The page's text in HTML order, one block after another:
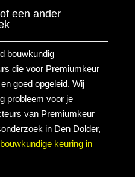
een ander
bouwkundig
die voor Premiumkeur
goed opgeleid. Wij
probleem voor je
van Premiumkeur
in Den Dolder,
bouwkundige keuring in